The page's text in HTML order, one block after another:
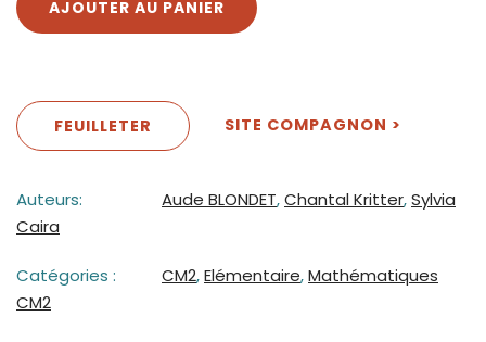
AJOUTER AU PANIER
FEUILLETER SITE COMPAGNON >
Auteurs: Aude BLONDET,Chantal Kritter,Sylvia
Caira
Catégories : CM2,Elémentaire,Mathématiques
CM2